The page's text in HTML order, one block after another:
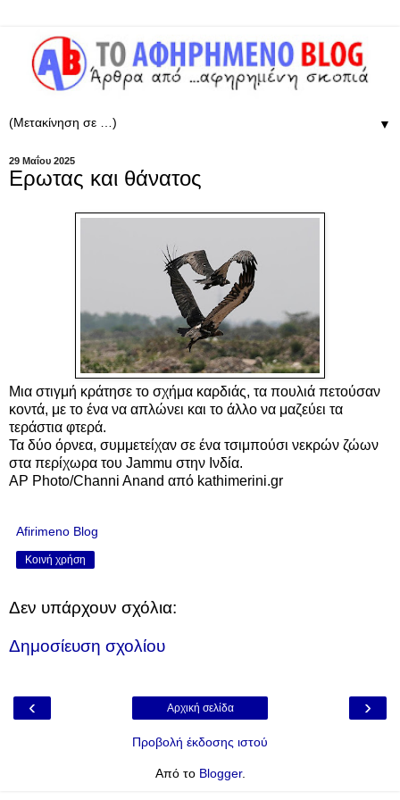
▼
29 Μαΐου 2025
Ερωτας και θάνατος
Μια στιγμή κράτησε το σχήμα καρδιάς, τα πουλιά πετούσαν
κοντά, με το ένα να απλώνει και το άλλο να μαζεύει τα
τεράστια φτερά.
Τα δύο όρνεα, συμμετείχαν σε ένα τσιμπούσι νεκρών ζώων
στα περίχωρα του Jammu στην Ινδία.
AP Photo/Channi Anand από kathimerini.gr
Afirimeno Blog
Κοινή χρήση
Δεν υπάρχουν σχόλια:
Δημοσίευση σχολίου
‹ ›
Αρχική σελίδα
Προβολή έκδοσης ιστού
Από το Blogger.